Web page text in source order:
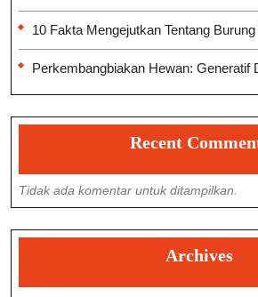
10 Fakta Mengejutkan Tentang
Perkembangbiakan Hewan: Generatif
Recent
Tidak ada komentar untuk ditampilkan.
Archives